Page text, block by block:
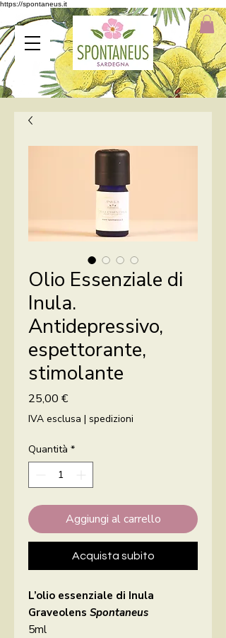
https://spontaneus.it
Olio Essenziale di
Inula.
Antidepressivo,
espettorante,
stimolante
25,00 €Prezzo
IVA esclusa | spedizioni
Quantità *
Aggiungi al carrello
Acquista subito
L’olio essenziale di Inula
Graveolens Spontaneus
5ml